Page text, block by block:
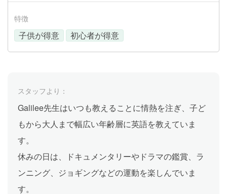
特徴
子供が得意 初心者が得意
スタッフより：
Galilee先生はいつも教えることに情熱を注ぎ、子ど
もから大人まで幅広い年齢層に英語を教えていま
す。
休みの日は、ドキュメンタリーやドラマの鑑賞、ラ
ンニング、ジョギングなどの運動を楽しんでいま
す。